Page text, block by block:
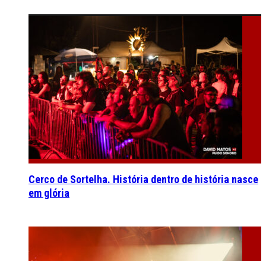
Cerco de Sortelha. História dentro de história nasce
em glória